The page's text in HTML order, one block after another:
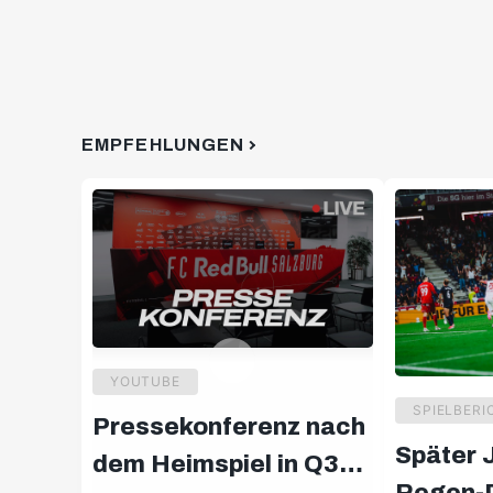
EMPFEHLUNGEN
YOUTUBE
Pressekonferenz nach
dem Heimspiel in Q3
Später